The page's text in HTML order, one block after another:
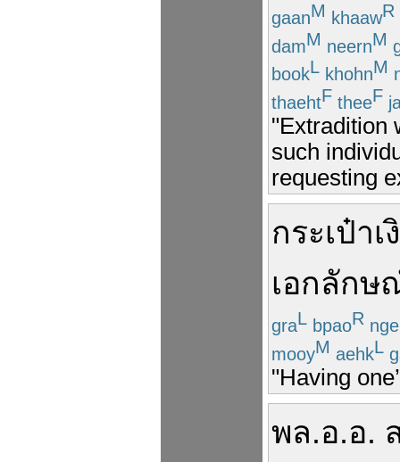
gaanM khaawR
damM neernM
bookL khohnM
thaehtF theeF
"Extradition
such
requesting
กระเป๋าเ
เอกลักษ
graL bpaoR
mooyM aehkL
"Having
พล.อ.อ.